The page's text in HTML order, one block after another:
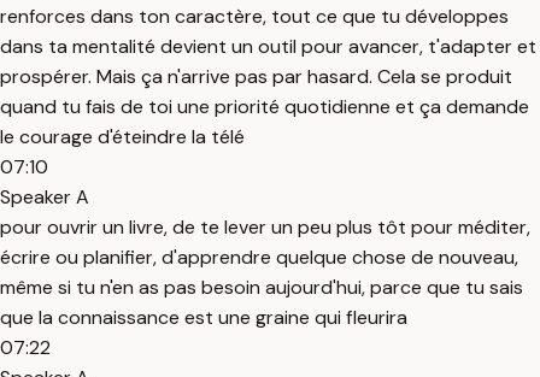
renforces dans ton caractère, tout ce que tu développes
dans ta mentalité devient un outil pour avancer, t'adapter et
prospérer. Mais ça n'arrive pas par hasard. Cela se produit
quand tu fais de toi une priorité quotidienne et ça demande
le courage d'éteindre la télé
07:10
Speaker A
pour ouvrir un livre, de te lever un peu plus tôt pour méditer,
écrire ou planifier, d'apprendre quelque chose de nouveau,
même si tu n'en as pas besoin aujourd'hui, parce que tu sais
que la connaissance est une graine qui fleurira
07:22